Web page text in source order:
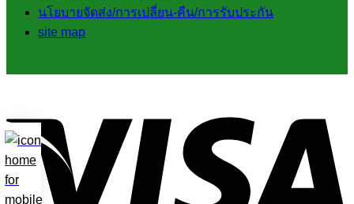
นโยบายจัดส่ง/การเปลี่ยน-คืน/การรับประกัน
site map